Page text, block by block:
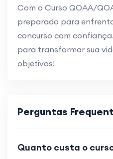
Com o Curso QOAA/
preparado para
concurso com
para transformar sua
objetivos!
Perguntas
Quanto custa o